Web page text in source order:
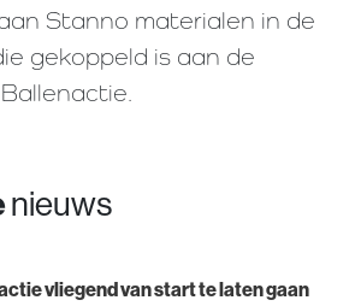
Stanno materialen in de
gekoppeld is aan de
nieuws
vliegend van start te laten gaan